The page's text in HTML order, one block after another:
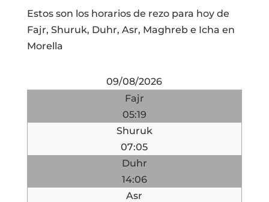
Estos son los horarios de rezo para hoy de
Fajr, Shuruk, Duhr, Asr, Maghreb e Icha en
Morella
09/08/2026
Fajr
05:19
Shuruk
07:05
Duhr
14:06
Asr